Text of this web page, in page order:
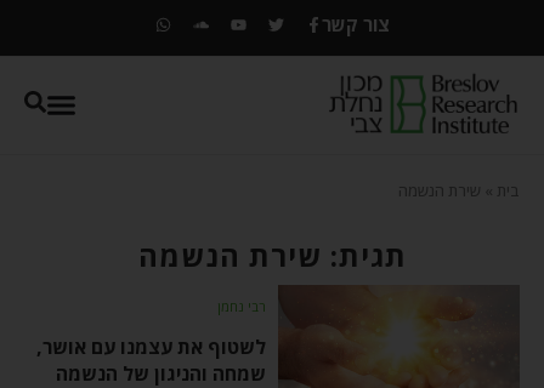
צור קשר
בית שירת הנשמה
תגית: שירת הנשמה
רבי נחמן
לשטוף את עצמנו עם אושר,
שמחה והניגון של הנשמה